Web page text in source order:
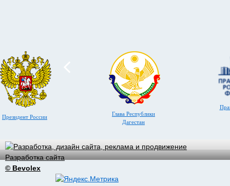
Президент России
Глава Республики
Дагестан
Разработка сайта
© Bevolex